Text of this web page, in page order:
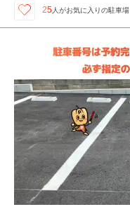
25人がお気に入りの駐車場